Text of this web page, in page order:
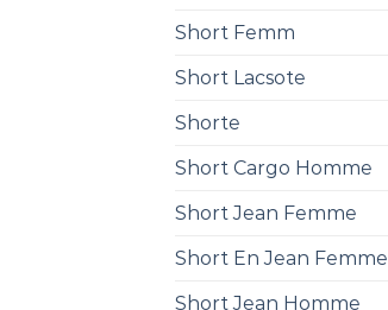
Short Femm
Short Lacsote
Shorte
Short Cargo Homme
Short Jean Femme
Short En Jean Femme
Short Jean Homme